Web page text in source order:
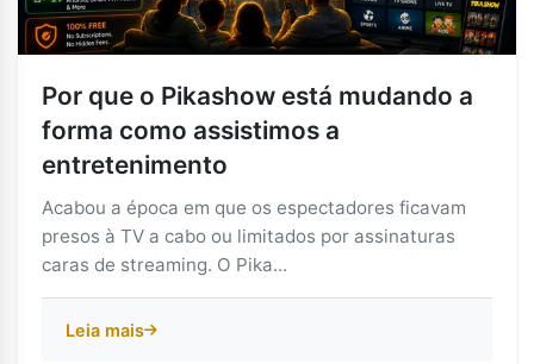
Por que o Pikashow está mudando a
forma como assistimos a
entretenimento
Acabou a época em que os espectadores ficavam
presos à TV a cabo ou limitados por assinaturas
caras de streaming. O Pika...
Leia mais